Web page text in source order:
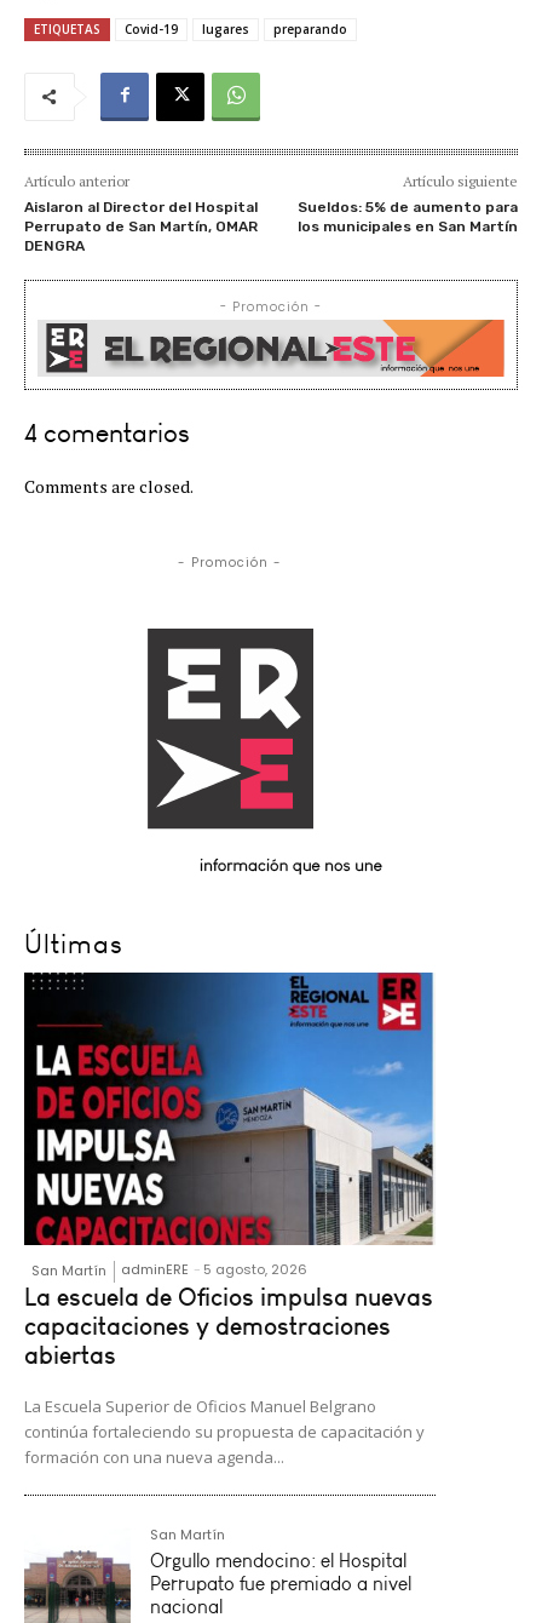
ETIQUETAS Covid-19 lugares preparando
Artículo anterior
Aislaron al Director del Hospital
Perrupato de San Martín, OMAR
DENGRA
Artículo siguiente
Sueldos: 5% de aumento para
los municipales en San Martín
- Promoción -
4 comentarios
Comments are closed.
- Promoción -
Últimas
San Martín adminERE - 5 agosto, 2026
La escuela de Oficios impulsa nuevas
capacitaciones y demostraciones
abiertas
La Escuela Superior de Oficios Manuel Belgrano
continúa fortaleciendo su propuesta de capacitación y
formación con una nueva agenda...
San Martín
Orgullo mendocino: el Hospital
Perrupato fue premiado a nivel
nacional